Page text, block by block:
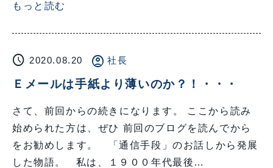
もっと読む
schedule 2020.08.20 account_circle 社長
Ｅメールは手紙より薄いのか？！・・・
さて、前回からの続きになります。 ここから読み
始められた方は、ぜひ 前回のブログを読んでから
をお勧めします。 「通信手段」のお話しから発展
した物語。 私は、１９００年代最後…